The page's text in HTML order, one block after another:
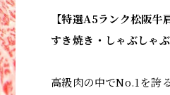
【特選A5ランク松阪牛
すき焼き・しゃぶしゃ
高級肉の中でNo.1を誇